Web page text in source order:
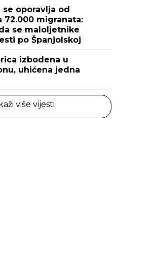
se oporavlja od
72.000 migranata:
se maloljetnike
po Španjolskoj
izbodena u
uhićena jedna
više vijesti